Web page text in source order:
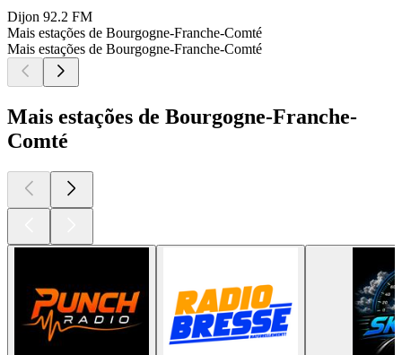
Dijon 92.2 FM
Mais estações de Bourgogne-Franche-Comté
Mais estações de Bourgogne-Franche-Comté
Mais estações de Bourgogne-Franche-
Comté